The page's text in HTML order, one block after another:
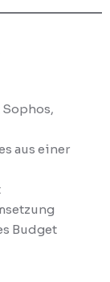
aus einer
Budget